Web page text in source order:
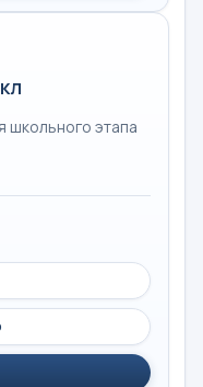
школьного этапа